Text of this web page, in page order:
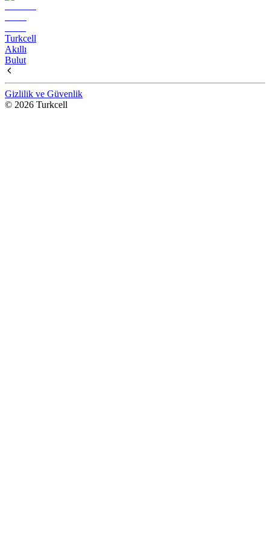
Turkcell
Akıllı
Bulut
Gizlilik ve Güvenlik
© 2026 Turkcell